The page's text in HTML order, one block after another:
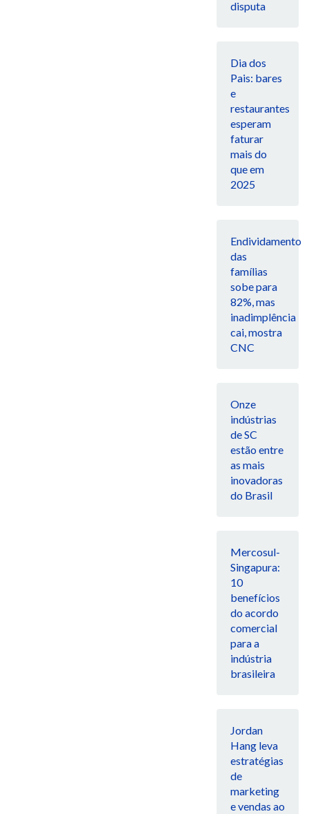
disputa
Dia dos
Pais: bares
e
restaurantes
esperam
faturar
mais do
que em
2025
Endividamento
das
famílias
sobe para
82%, mas
inadimplência
cai, mostra
CNC
Onze
indústrias
de SC
estão entre
as mais
inovadoras
do Brasil
Mercosul-
Singapura:
10
benefícios
do acordo
comercial
para a
indústria
brasileira
Jordan
Hang leva
estratégias
de
marketing
e vendas ao